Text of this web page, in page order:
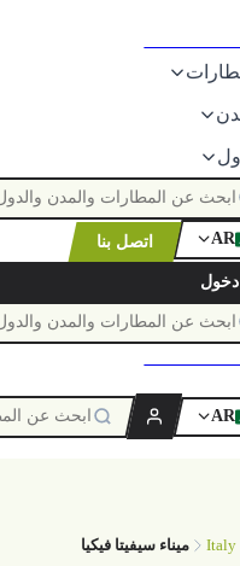
AR اتصل بنا
دخول
AR
Italy ميناء سيفيتا فيكيا